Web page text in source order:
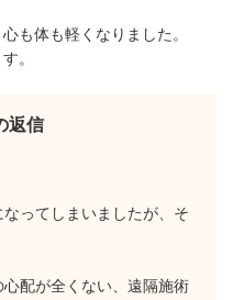
も体も軽くなりました。
。
返信
ってしまいましたが、そ
配が全くない、遠隔施術